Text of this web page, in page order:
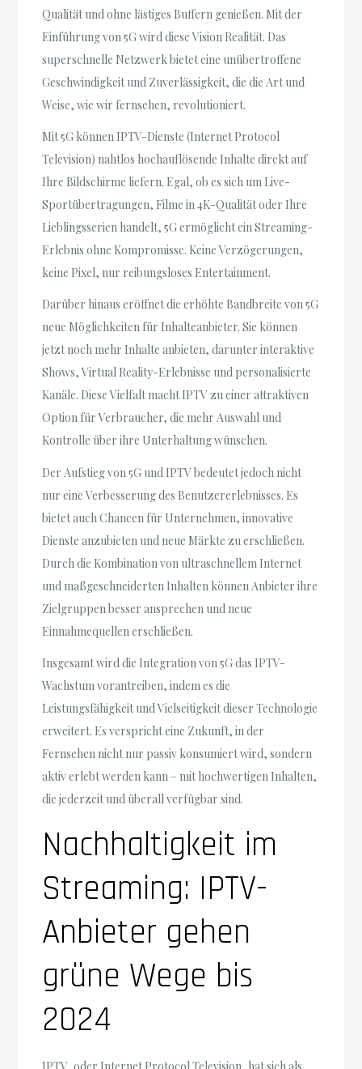
Qualität und ohne lästiges Buffern genießen. Mit der
Einführung von 5G wird diese Vision Realität. Das
superschnelle Netzwerk bietet eine unübertroffene
Geschwindigkeit und Zuverlässigkeit, die die Art und
Weise, wie wir fernsehen, revolutioniert.
Mit 5G können IPTV-Dienste (Internet Protocol
Television) nahtlos hochauflösende Inhalte direkt auf
Ihre Bildschirme liefern. Egal, ob es sich um Live-
Sportübertragungen, Filme in 4K-Qualität oder Ihre
Lieblingsserien handelt, 5G ermöglicht ein Streaming-
Erlebnis ohne Kompromisse. Keine Verzögerungen,
keine Pixel, nur reibungsloses Entertainment.
Darüber hinaus eröffnet die erhöhte Bandbreite von 5G
neue Möglichkeiten für Inhalteanbieter. Sie können
jetzt noch mehr Inhalte anbieten, darunter interaktive
Shows, Virtual Reality-Erlebnisse und personalisierte
Kanäle. Diese Vielfalt macht IPTV zu einer attraktiven
Option für Verbraucher, die mehr Auswahl und
Kontrolle über ihre Unterhaltung wünschen.
Der Aufstieg von 5G und IPTV bedeutet jedoch nicht
nur eine Verbesserung des Benutzererlebnisses. Es
bietet auch Chancen für Unternehmen, innovative
Dienste anzubieten und neue Märkte zu erschließen.
Durch die Kombination von ultraschnellem Internet
und maßgeschneiderten Inhalten können Anbieter ihre
Zielgruppen besser ansprechen und neue
Einnahmequellen erschließen.
Insgesamt wird die Integration von 5G das IPTV-
Wachstum vorantreiben, indem es die
Leistungsfähigkeit und Vielseitigkeit dieser Technologie
erweitert. Es verspricht eine Zukunft, in der
Fernsehen nicht nur passiv konsumiert wird, sondern
aktiv erlebt werden kann – mit hochwertigen Inhalten,
die jederzeit und überall verfügbar sind.
Nachhaltigkeit im
Streaming: IPTV-
Anbieter gehen
grüne Wege bis
2024